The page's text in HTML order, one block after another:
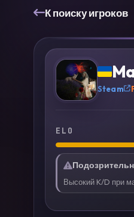
К поиску игроков
?
Steam
ELO
Высокий K/D при